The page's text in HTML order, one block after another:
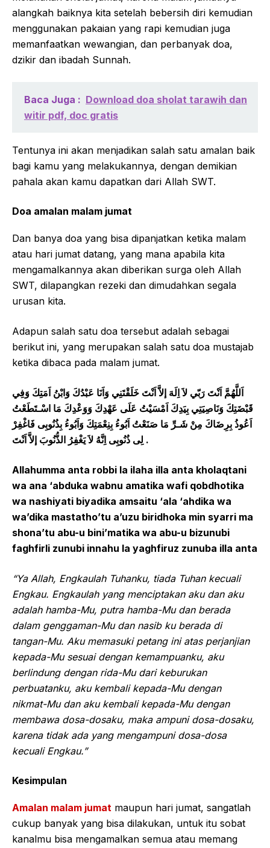
alangkah baiknya kita setelah bebersih diri kemudian
menggunakan pakaian yang rapi kemudian juga
memanfaatkan wewangian, dan perbanyak doa,
dzikir dan ibadah Sunnah.
Baca Juga : Download doa sholat tarawih dan
witir pdf, doc gratis
Tentunya ini akan menjadikan salah satu amalan baik
bagi kamu yang melakukannya, dengan demikian
pahala akan kamu dapatkan dari Allah SWT.
Doa amalan malam jumat
Dan banya doa yang bisa dipanjatkan ketika malam
atau hari jumat datang, yang mana apabila kita
mengamalkannya akan diberikan surga oleh Allah
SWT, dilapangkan rezeki dan dimudahkan segala
urusan kita.
Adapun salah satu doa tersebut adalah sebagai
berikut ini, yang merupakan salah satu doa mustajab
ketika dibaca pada malam jumat.
اَللَّهُمَّ اَنْتَ رَبّي لاَ اِلَهَ إلاَّ اَنْتَ خَلَقْتَنِي وَاَنَا عَبْدُكَ وَابْنُ اَمَتِكَ وَفِي
قَبْضَتِكَ وَنَاصِيَتِي بِيَدِكَ اَمْسَيْتُ عَلَى عَهْدِكَ وَوَعْدِكَ مَا اسْـتَطَعْتُ
اَعُوذُ بِرِضَاكَ مِنْ شَـرِّ مَا صَنَعْتُ اَبُوءُ بِنِعْمَتِكَ وَاَبُوءُ بِذُنُوبِى فَاغْفِرْ
لِى ذُنُوبِى اِنَّهُ لاَ يَغْفِرُ الذُّنُوبَ إلاَّ اَنْتَ .
Allahumma anta robbi la ilaha illa anta kholaqtani
wa ana ‘abduka wabnu amatika wafi qobdhotika
wa nashiyati biyadika amsaitu ‘ala ‘ahdika wa
wa’dika mastatho’tu a’uzu biridhoka min syarri ma
shona’tu abu-u bini’matika wa abu-u bizunubi
faghfirli zunubi innahu la yaghfiruz zunuba illa anta
“Ya Allah, Engkaulah Tuhanku, tiada Tuhan kecuali
Engkau. Engkaulah yang menciptakan aku dan aku
adalah hamba-Mu, putra hamba-Mu dan berada
dalam genggaman-Mu dan nasib ku berada di
tangan-Mu. Aku memasuki petang ini atas perjanjian
kepada-Mu sesuai dengan kemampuanku, aku
berlindung dengan rida-Mu dari keburukan
perbuatanku, aku kembali kepada-Mu dengan
nikmat-Mu dan aku kembali kepada-Mu dengan
membawa dosa-dosaku, maka ampuni dosa-dosaku,
karena tidak ada yang mengampuni dosa-dosa
kecuali Engkau.”
Kesimpulan
Amalan malam jumat maupun hari jumat, sangatlah
cukup banyak yang bisa dilakukan, untuk itu sobat
kanalmu bisa mengamalkan semua atau memang